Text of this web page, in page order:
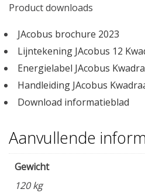
Product downloads
JAcobus brochure 2023
Lijntekening JAcobus 12
Energielabel JAcobus
Handleiding JAcobus
Download informatieblad
Aanvullende
Gewicht
120 kg